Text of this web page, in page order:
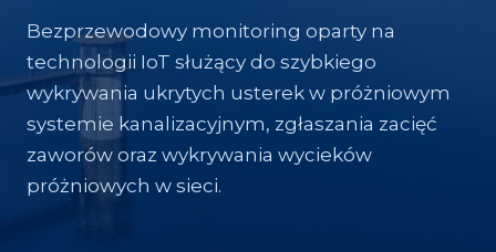
Bezprzewodowy monitoring oparty na
technologii IoT służący do szybkiego
wykrywania ukrytych usterek w próżniowym
systemie kanalizacyjnym, zgłaszania zacięć
zaworów oraz wykrywania wycieków
próżniowych w sieci.